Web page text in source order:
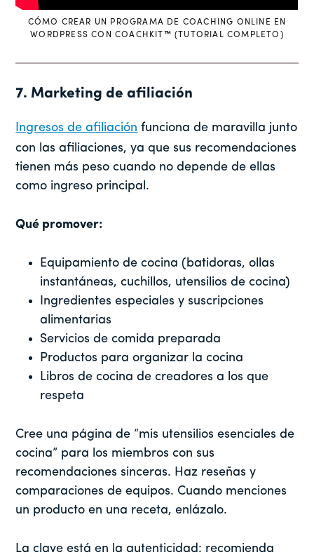
CÓMO CREAR UN PROGRAMA DE COACHING ONLINE EN
WORDPRESS CON COACHKIT ™ (TUTORIAL COMPLETO)
7. Marketing de afiliación
Ingresos de afiliación funciona de maravilla junto
con las afiliaciones, ya que sus recomendaciones
tienen más peso cuando no depende de ellas
como ingreso principal.
Qué promover:
Equipamiento de cocina (batidoras, ollas
instantáneas, cuchillos, utensilios de cocina)
Ingredientes especiales y suscripciones
alimentarias
Servicios de comida preparada
Productos para organizar la cocina
Libros de cocina de creadores a los que
respeta
Cree una página de “mis utensilios esenciales de
cocina” para los miembros con sus
recomendaciones sinceras. Haz reseñas y
comparaciones de equipos. Cuando menciones
un producto en una receta, enlázalo.
La clave está en la autenticidad: recomienda